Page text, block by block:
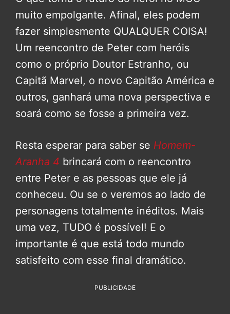
muito empolgante. Afinal, eles podem
fazer simplesmente QUALQUER COISA!
Um reencontro de Peter com heróis
como o próprio Doutor Estranho, ou
Capitã Marvel, o novo Capitão América e
outros, ganhará uma nova perspectiva e
soará como se fosse a primeira vez.
Resta esperar para saber se Homem-
Aranha 4 brincará com o reencontro
entre Peter e as pessoas que ele já
conheceu. Ou se o veremos ao lado de
personagens totalmente inéditos. Mais
uma vez, TUDO é possível! E o
importante é que está todo mundo
satisfeito com esse final dramático.
PUBLICIDADE